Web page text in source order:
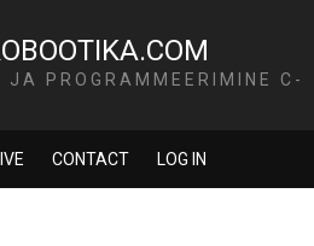
PROGRAMMEERIMINE C-
CONTACT LOG IN